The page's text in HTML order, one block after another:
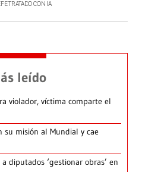
TRATADO CON IA
leído
violador, víctima comparte el
su misión al Mundial y cae
diputados ‘gestionar obras’ en